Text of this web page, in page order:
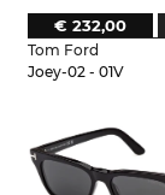
Tom Ford
Joey-02 - 01V
€ 232,00